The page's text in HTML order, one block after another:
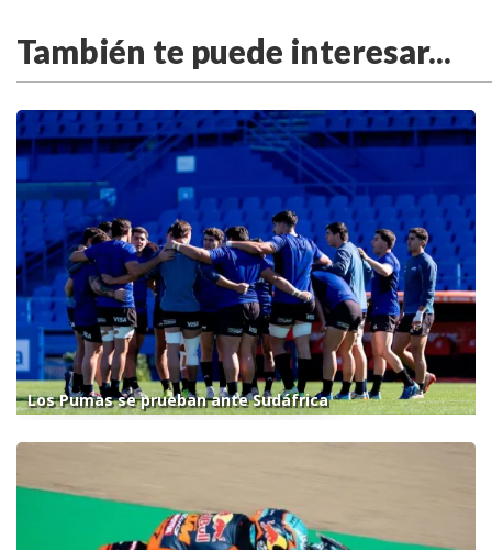
También te puede interesar...
Los Pumas se prueban ante Sudáfrica